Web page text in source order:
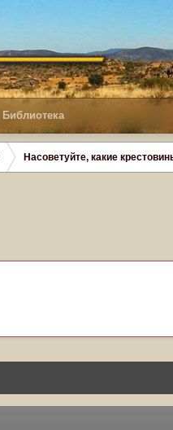
Библиотека
Насоветуйте, какие